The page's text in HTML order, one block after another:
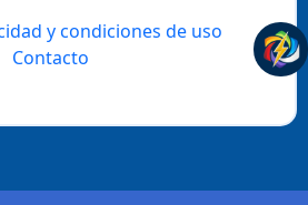
y condiciones de uso
Contacto